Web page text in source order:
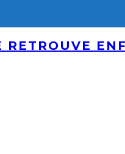
RETROUVE